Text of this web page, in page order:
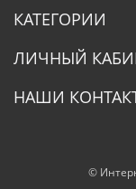
КАТЕГОРИИ
ЛИЧНЫЙ
НАШИ
©